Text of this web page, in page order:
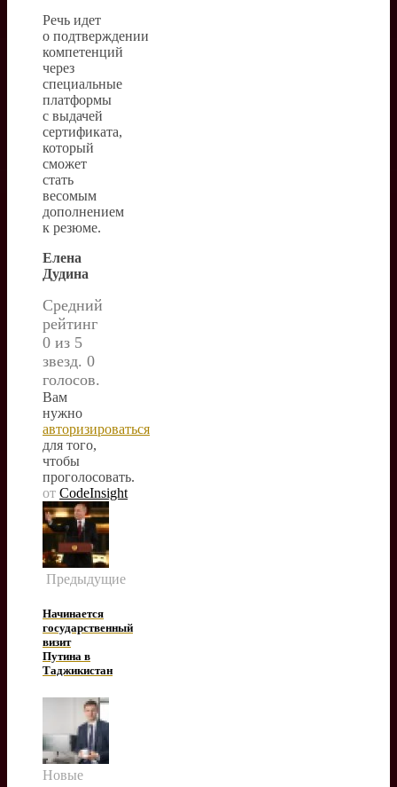
Речь идет
о подтверждении
компетенций
через
специальные
платформы
с выдачей
сертификата,
который
сможет
стать
весомым
дополнением
к резюме.
Елена
Дудина
Средний
рейтинг
0 из 5
звезд. 0
голосов.
Вам
нужно
авторизироваться
для того,
чтобы
проголосовать.
от CodeInsight
Предыдущие
Начинается
государственный
визит
Путина в
Таджикистан
Новые